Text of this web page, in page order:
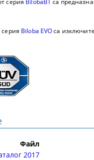
Biloba EVOса
Файл
2017